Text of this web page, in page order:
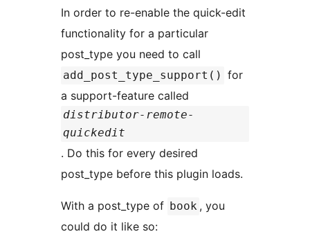
In order to re-enable the quick-edit
functionality for a particular
post_type you need to call
add_post_type_support() for
a support-feature called
distributor-remote-
quickedit
. Do this for every desired
post_type before this plugin loads.
With a post_type of book , you
could do it like so: